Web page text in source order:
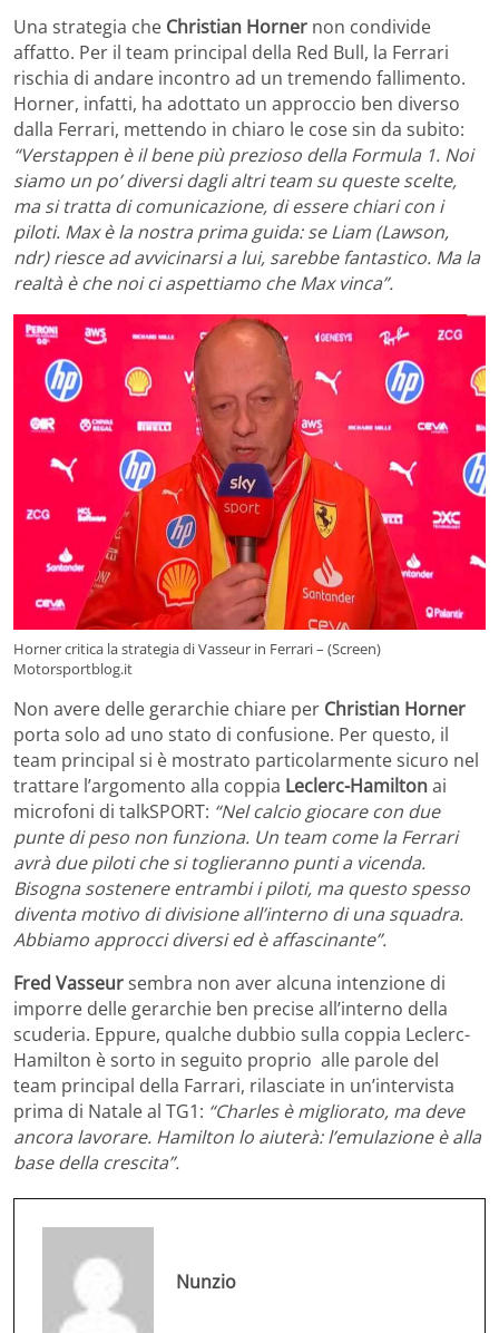
Una strategia che Christian Horner non condivide
affatto. Per il team principal della Red Bull, la Ferrari
rischia di andare incontro ad un tremendo fallimento.
Horner, infatti, ha adottato un approccio ben diverso
dalla Ferrari, mettendo in chiaro le cose sin da subito:
“Verstappen è il bene più prezioso della Formula 1. Noi
siamo un po’ diversi dagli altri team su queste scelte,
ma si tratta di comunicazione, di essere chiari con i
piloti. Max è la nostra prima guida: se Liam (Lawson,
ndr) riesce ad avvicinarsi a lui, sarebbe fantastico. Ma la
realtà è che noi ci aspettiamo che Max vinca”.
Horner critica la strategia di Vasseur in Ferrari – (Screen)
Motorsportblog.it
Non avere delle gerarchie chiare per Christian Horner
porta solo ad uno stato di confusione. Per questo, il
team principal si è mostrato particolarmente sicuro nel
trattare l’argomento alla coppia Leclerc-Hamiltonai
microfoni di talkSPORT: “Nel calcio giocare con due
punte di peso non funziona. Un team come la Ferrari
avrà due piloti che si toglieranno punti a vicenda.
Bisogna sostenere entrambi i piloti, ma questo spesso
diventa motivo di divisione all’interno di una squadra.
Abbiamo approcci diversi ed è affascinante”.
Fred Vasseursembra non aver alcuna intenzione di
imporre delle gerarchie ben precise all’interno della
scuderia. Eppure, qualche dubbio sulla coppia Leclerc-
Hamilton è sorto in seguito proprio alle parole del
team principal della Farrari, rilasciate in un’intervista
prima di Natale al TG1: “Charles è migliorato, ma deve
ancora lavorare. Hamilton lo aiuterà: l’emulazione è alla
base della crescita”.
Nunzio